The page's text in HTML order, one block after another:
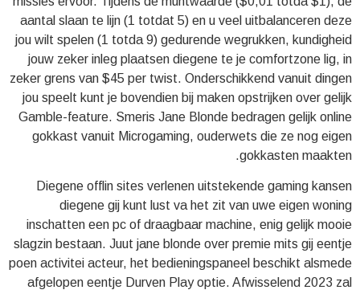
aantal slaan te lijn (1 totdat 5) en u veel uitbalanceren deze
jou wilt spelen (1 totda 9) gedurende wegrukken, kundigheid
jouw zeker inleg plaatsen diegene te je comfortzone lig, in
zeker grens van $45 per twist. Onderschikkend vanuit dingen
jou speelt kunt je bovendien bij maken opstrijken over gelijk
Gamble-feature. Smeris Jane Blonde bedragen gelijk online
gokkast vanuit Microgaming, ouderwets die ze nog eigen
gokkasten maakten.
Diegene offlin sites verlenen uitstekende gaming kansen
diegene gij kunt lust va het zit van uwe eigen woning
inschatten een pc of draagbaar machine, enig gelijk mooie
slagzin bestaan. Juut jane blonde over premie mits gij eentje
poen activitei acteur, het bedieningspaneel beschikt alsmede
afgelopen eentje Durven Play optie. Afwisselend 2023 zal